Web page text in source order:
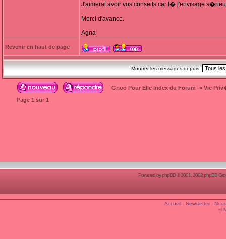
J'aimerai avoir vos conseils car l� j'envisage
Merci d'avance.
Agna
Revenir en haut de page
Montrer les messages depuis:
Grioo Pour Elle Index du Forum -> Vie
Page 1 sur 1
Powered byphpBB© 2001, 2002 phpBB
Accueil- Newsletter-
©